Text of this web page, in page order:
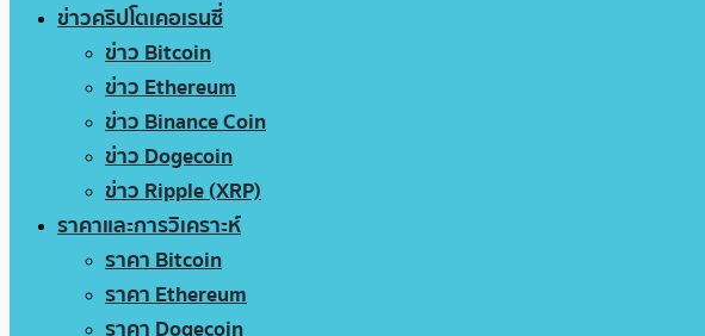
ข่าวคริปโตเคอเรนซี่
ข่าว Bitcoin
ข่าว Ethereum
ข่าว Binance Coin
ข่าว Dogecoin
ข่าว Ripple (XRP)
ราคาและการวิเคราะห์
ราคา Bitcoin
ราคา Ethereum